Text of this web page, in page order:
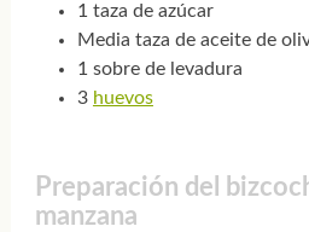
1 taza de azúcar
Media taza de aceite de
1 sobre de levadura
3 huevos
Preparación del
manzana